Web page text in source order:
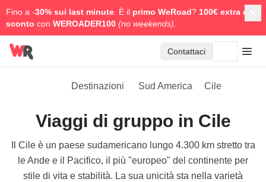
Fino a -30% sui last minute . È il primo WeRoad? 100€ extra di
sconto con WEROADER100 (no weekends).
Contattaci
Destinazioni Sud America Cile
Viaggi di gruppo in Cile
Il Cile è un paese sudamericano lungo 4.300 km stretto tra
le Ande e il Pacifico, il più "europeo" del continente per
stile di vita e stabilità. La sua unicità sta nella varietà